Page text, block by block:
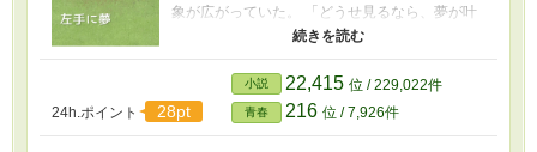
象が広がっていた。 「どうせ見るなら、夢が叶
う夢がいい」 野球のことを諦めきれないマコ
夜、マコはおかしな夢を見る――。 魔法のiらん
ど 短編コンテスト「魔法の5分間＜2＞」作品
集に選出いただきました。 小説家になろう
等、他の小説投稿サイトにも投稿させていただ
24h.ポイント 28pt
小説 22,415 位 / 229,022件
青春 216 位 / 7,926件